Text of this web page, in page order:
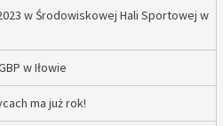
w Środowiskowej Hali Sportowej w
w Iłowie
ma już rok!